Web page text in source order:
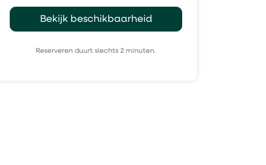
Bekijk beschikbaarheid
Reserveren duurt slechts 2 minuten.